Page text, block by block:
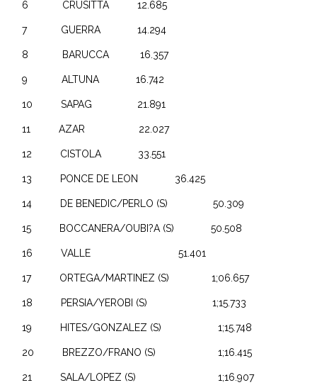
6 CRUSITTA 12.685
7 GUERRA 14.294
8 BARUCCA 16.357
9 ALTUNA 16.742
10 SAPAG 21.891
11 AZAR 22.027
12 CISTOLA 33.551
13 PONCE DE LEON 36.425
14 DE BENEDIC/PERLO (S) 50.309
15 BOCCANERA/OUBI?A (S) 50.508
16 VALLE 51.401
17 ORTEGA/MARTINEZ (S) 1;06.657
18 PERSIA/YEROBI (S) 1;15.733
19 HITES/GONZALEZ (S) 1;15.748
20 BREZZO/FRANO (S) 1;16.415
21 SALA/LOPEZ (S) 1;16.907